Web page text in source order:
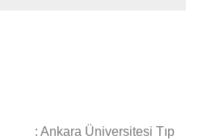
Üniversitesi Tıp